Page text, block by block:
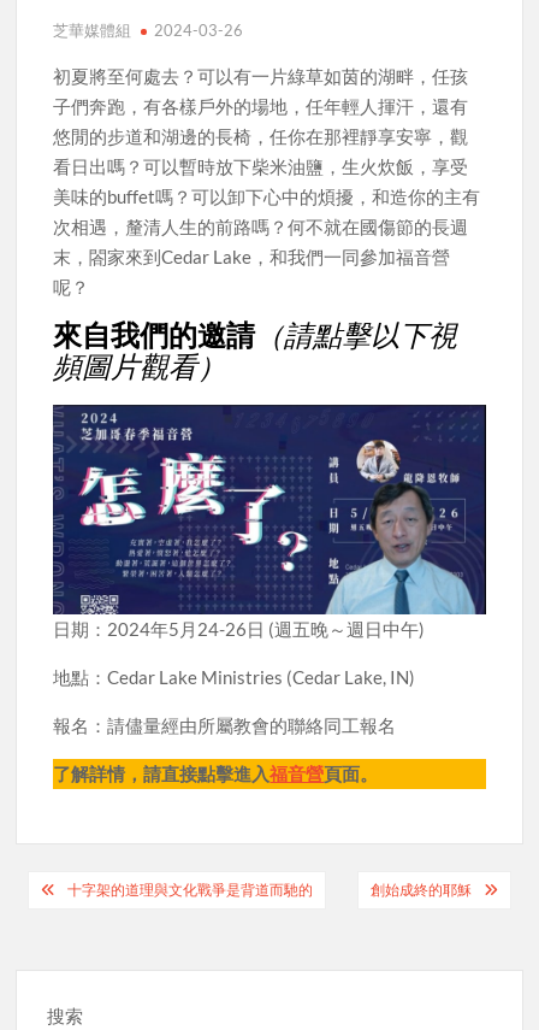
芝華媒體組 2024-03-26
初夏將至何處去？可以有一片綠草如茵的湖畔，任孩
子們奔跑，有各樣戶外的場地，任年輕人揮汗，還有
悠閒的步道和湖邊的長椅，任你在那裡靜享安寧，觀
看日出嗎？可以暫時放下柴米油鹽，生火炊飯，享受
美味的buffet嗎？可以卸下心中的煩擾，和造你的主有
次相遇，釐清人生的前路嗎？何不就在國傷節的長週
末，閤家來到Cedar Lake，和我們一同參加福音營
呢？
來自我們的邀請（請點擊以下視
頻圖片觀看）
日期：2024年5月24-26日 (週五晚～週日中午)
地點：Cedar Lake Ministries (Cedar Lake, IN)
報名：請儘量經由所屬教會的聯絡同工報名
了解詳情，請直接點擊進入福音營頁面。
Post十字架的道理與文化戰爭是背道而馳的 創始成終的耶穌
搜索